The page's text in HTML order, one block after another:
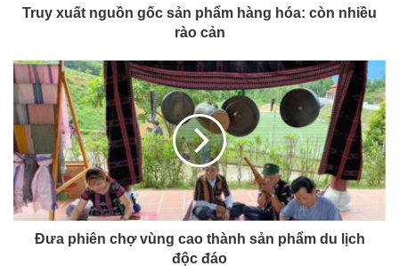
Truy xuất nguồn gốc sản phẩm hàng hóa: còn nhiều
rào cản
Đưa phiên chợ vùng cao thành sản phẩm du lịch
độc đáo